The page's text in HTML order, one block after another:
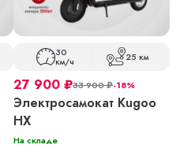
30
км/ч 25 км
27 900 ₽33 900₽-18%
Электросамокат Kugoo
HX
На складе